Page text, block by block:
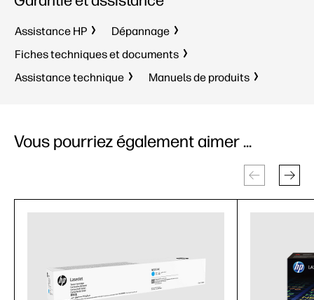
Assistance HP
Dépannage
Fiches techniques et documents
Assistance technique
Manuels de produits
Vous pourriez également aimer ...